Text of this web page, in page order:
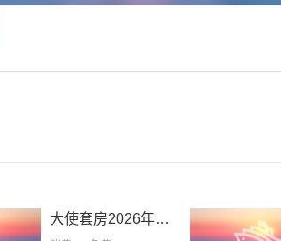
大使套房2026年礼遇 2026